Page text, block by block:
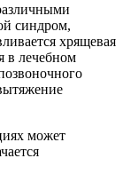
синдром,
хрящевая
в лечебном
может